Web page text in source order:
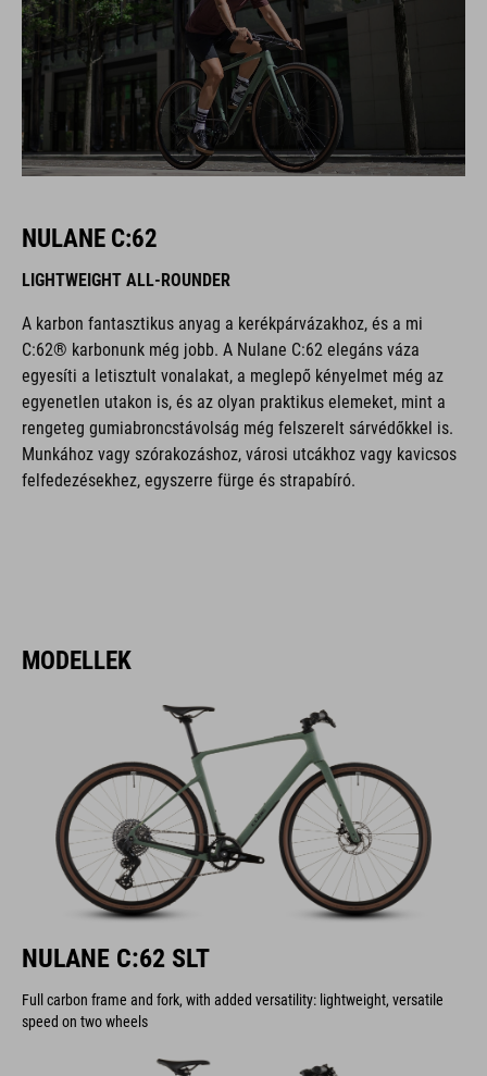
NULANE C:62
LIGHTWEIGHT ALL-ROUNDER
A karbon fantasztikus anyag a kerékpárvázakhoz, és a mi
C:62® karbonunk még jobb. A Nulane C:62 elegáns váza
egyesíti a letisztult vonalakat, a meglepő kényelmet még az
egyenetlen utakon is, és az olyan praktikus elemeket, mint a
rengeteg gumiabroncstávolság még felszerelt sárvédőkkel is.
Munkához vagy szórakozáshoz, városi utcákhoz vagy kavicsos
felfedezésekhez, egyszerre fürge és strapabíró.
MODELLEK
NULANE C:62 SLT
Full carbon frame and fork, with added versatility: lightweight, versatile
speed on two wheels